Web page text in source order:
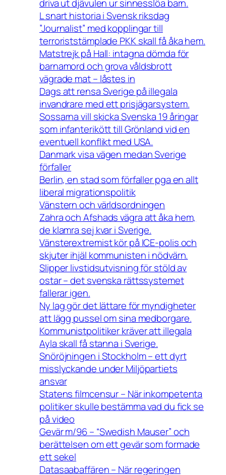
driva ut djävulen ur sinnesslöa barn.
L snart historia i Svensk riksdag
”Journalist” med kopplingar till
terroriststämplade PKK skall få åka hem.
Matstrejk på Hall: intagna dömda för
barnamord och grova våldsbrott
vägrade mat – låstes in
Dags att rensa Sverige på illegala
invandrare med ett prisjägarsystem.
Sossarna vill skicka Svenska 19 åringar
som infanterikött till Grönland vid en
eventuell konflikt med USA.
Danmark visa vägen medan Sverige
förfaller
Berlin, en stad som förfaller pga en allt
liberal migrationspolitik
Vänstern och världsordningen
Zahra och Afshads vägra att åka hem,
de klamra sej kvar i Sverige.
Vänsterextremist kör på ICE-polis och
skjuter ihjäl kommunisten i nödvärn.
Slipper livstidsutvisning för stöld av
ostar – det svenska rättssystemet
fallerar igen.
Ny lag gör det lättare för myndigheter
att lägg pussel om sina medborgare.
Kommunistpolitiker kräver att illegala
Ayla skall få stanna i Sverige.
Snöröjningen i Stockholm – ett dyrt
misslyckande under Miljöpartiets
ansvar
Statens filmcensur – När inkompetenta
politiker skulle bestämma vad du fick se
på video
Gevär m/96 – “Swedish Mauser” och
berättelsen om ett gevär som formade
ett sekel
Datasaabaffären – När regeringen